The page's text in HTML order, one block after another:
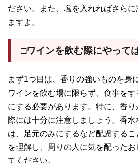
ださい。また、塩を入れればさら
ますよ。
□ワインを飲む際にやって
まず1つ目は、香りの強いものを身
ワインを飲む場に限らず、食事を
にする必要があります。特に、香
際には十分に注意しましょう。香
は、足元のみにするなど配慮する
を理解し、周りの人に気を配った
てください。